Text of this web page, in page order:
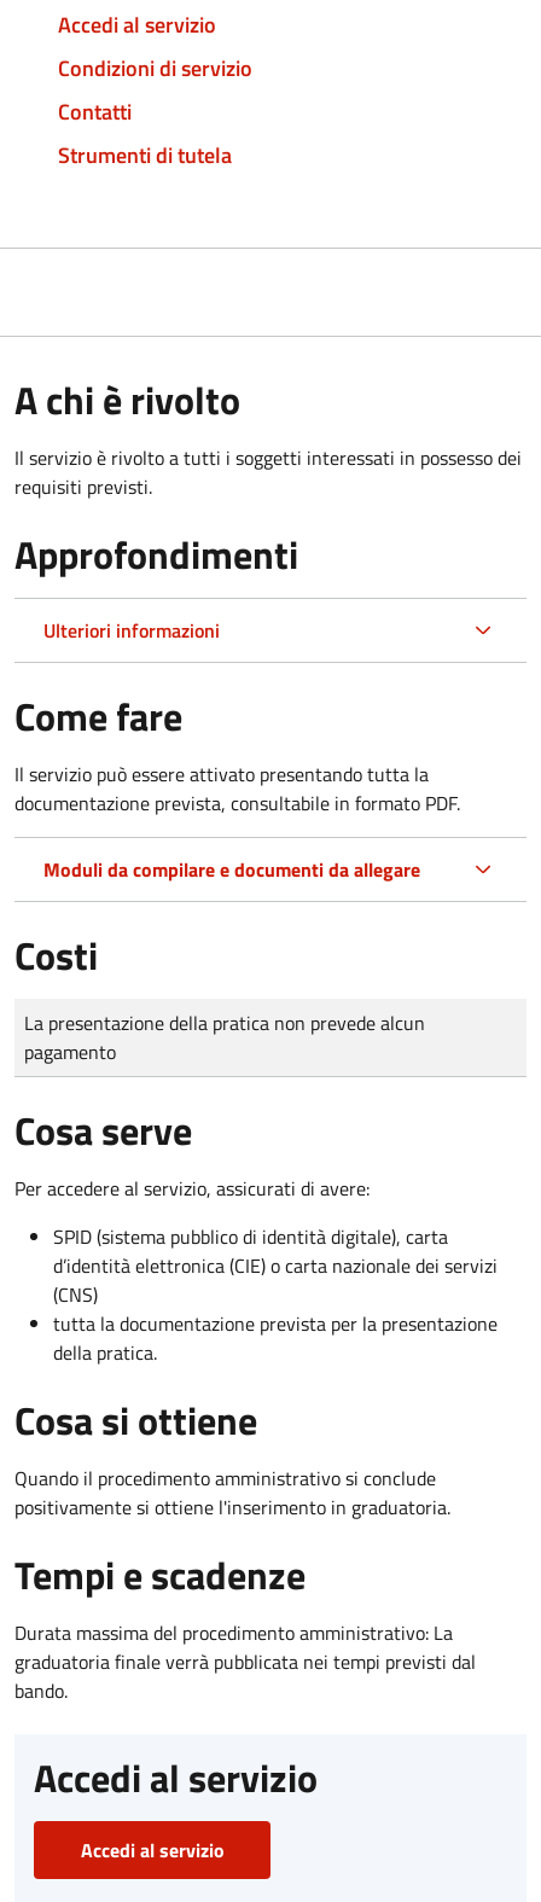
Accedi al servizio
Condizioni di servizio
Contatti
Strumenti di tutela
A chi è rivolto
Il servizio è rivolto a tutti i soggetti interessati in possesso dei
requisiti previsti.
Approfondimenti
Ulteriori informazioni
Come fare
Il servizio può essere attivato presentando tutta la
documentazione prevista, consultabile in formato PDF.
Moduli da compilare e documenti da allegare
Costi
Tipo di pagamento
Importo
La presentazione della pratica non prevede alcun
pagamento
Cosa serve
Per accedere al servizio, assicurati di avere:
SPID (sistema pubblico di identità digitale), carta
d’identità elettronica (CIE) o carta nazionale dei servizi
(CNS)
tutta la documentazione prevista per la presentazione
della pratica.
Cosa si ottiene
Quando il procedimento amministrativo si conclude
positivamente si ottiene l'inserimento in graduatoria.
Tempi e scadenze
Durata massima del procedimento amministrativo: La
graduatoria finale verrà pubblicata nei tempi previsti dal
bando.
Accedi al servizio
Accedi al servizio